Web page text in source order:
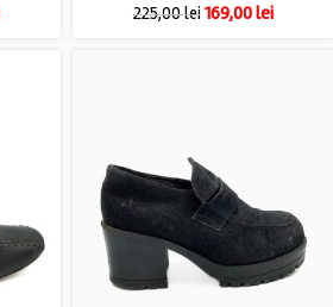
225,00lei 169,00lei